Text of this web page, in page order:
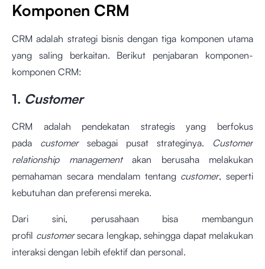
Komponen CRM
CRM adalah strategi bisnis dengan tiga komponen utama
yang saling berkaitan. Berikut penjabaran komponen-
komponen CRM:
1. Customer
CRM adalah pendekatan strategis yang berfokus
pada customersebagai pusat strateginya. Customer
relationship management akan berusaha melakukan
pemahaman secara mendalam tentang customer, seperti
kebutuhan dan preferensi mereka.
Dari sini, perusahaan bisa membangun
profil customersecara lengkap, sehingga dapat melakukan
interaksi dengan lebih efektif dan personal.